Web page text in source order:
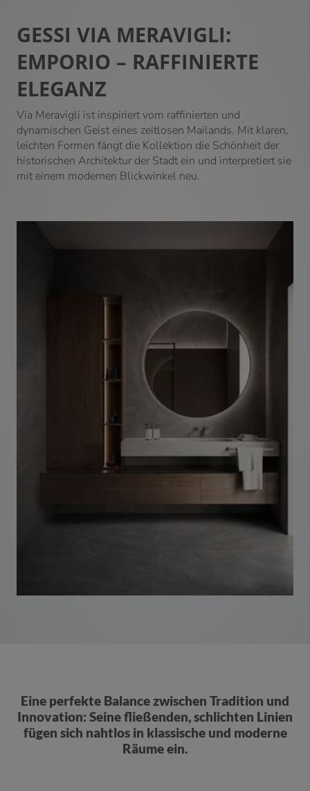
GESSI VIA MERAVIGLI:
EMPORIO – RAFFINIERTE
ELEGANZ
Via Meravigli ist inspiriert vom raffinierten und
dynamischen Geist eines zeitlosen Mailands. Mit klaren,
leichten Formen fängt die Kollektion die Schönheit der
historischen Architektur der Stadt ein und interpretiert sie
mit einem modernen Blickwinkel neu.
Eine perfekte Balance zwischen Tradition und
Innovation: Seine fließenden, schlichten Linien
fügen sich nahtlos in klassische und moderne
Räume ein.